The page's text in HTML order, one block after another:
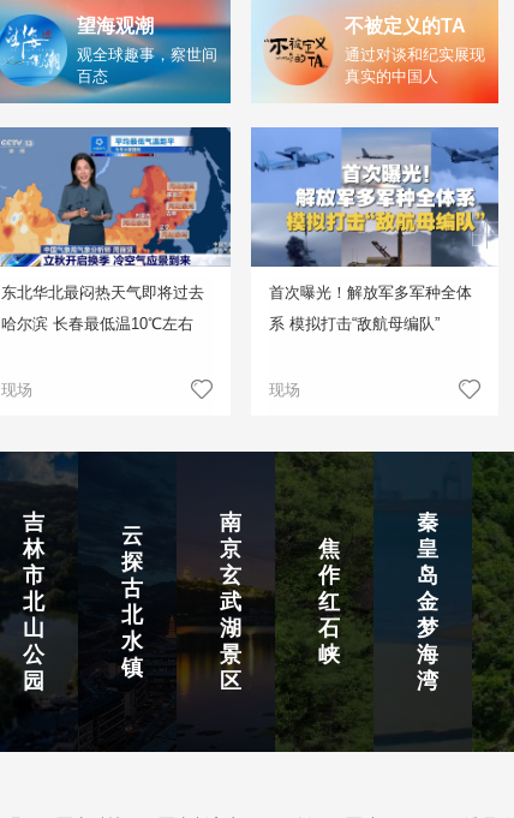
望海观潮
观全球趣事，察世间
百态
不被定义的TA
通过对谈和纪实展现
真实的中国人
东北华北最闷热天气即将过去
哈尔滨 长春最低温10℃左右
现场
首次曝光！解放军多军种全体
系 模拟打击“敌航母编队”
现场
吉
林
市
北
山
公
园
云
探
古
北
水
镇
南
京
玄
武
湖
景
区
焦
作
红
石
峡
秦
皇
岛
金
梦
海
湾